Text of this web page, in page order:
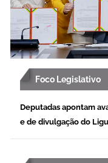
Foco Legislativo
Deputadas apontam
e de divulgação do